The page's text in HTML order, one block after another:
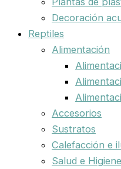
Decoración
Reptiles
Alimentación
Accesorios
Sustratos
Calefacción e
Salud e Higiene